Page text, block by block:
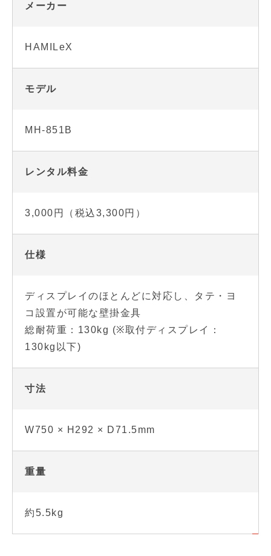
メーカー
HAMILeX
モデル
MH-851B
レンタル料金
3,000円（税込3,300円）
仕様
ディスプレイのほとんどに対応し、タテ・ヨ
コ設置が可能な壁掛金具
総耐荷重：130kg (※取付ディスプレイ：
130kg以下)
寸法
W750 × H292 × D71.5mm
重量
約5.5kg